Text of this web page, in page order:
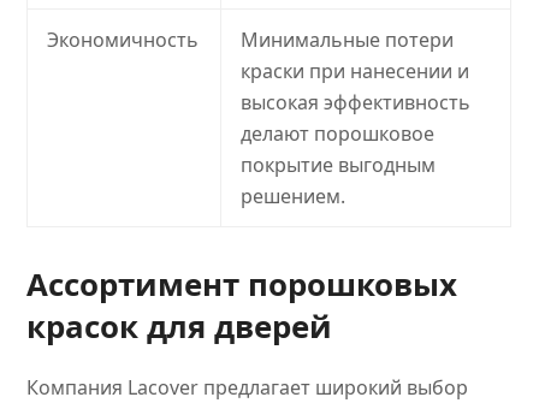
Экономичность
Минимальные потери
краски при нанесении и
высокая эффективность
делают порошковое
покрытие выгодным
решением.
Ассортимент порошковых
красок для дверей
Компания Lacover предлагает широкий выбор